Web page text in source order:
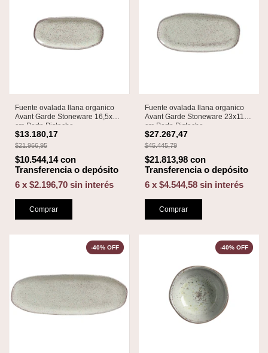
Fuente ovalada llana organico
Avant Garde Stoneware 16,5x8
cm Porto Pistache
$13.180,17
$21.966,95
$10.544,14con
Transferencia o depósito
6 x $2.196,70 sin interés
Comprar
Fuente ovalada llana organico
Avant Garde Stoneware 23x11
cm Porto Pistache
$27.267,47
$45.445,79
$21.813,98 con
Transferencia o depósito
6 x $4.544,58 sin interés
Comprar
-40% OFF -40% OFF